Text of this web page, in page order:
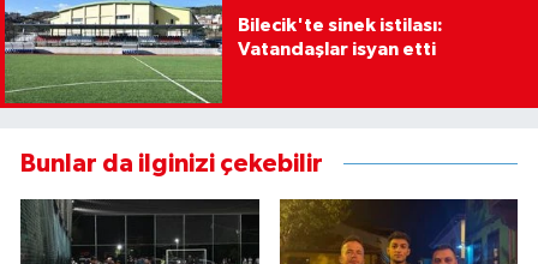
Bilecik'te sinek istilası:
Vatandaşlar isyan etti
Bunlar da ilginizi çekebilir